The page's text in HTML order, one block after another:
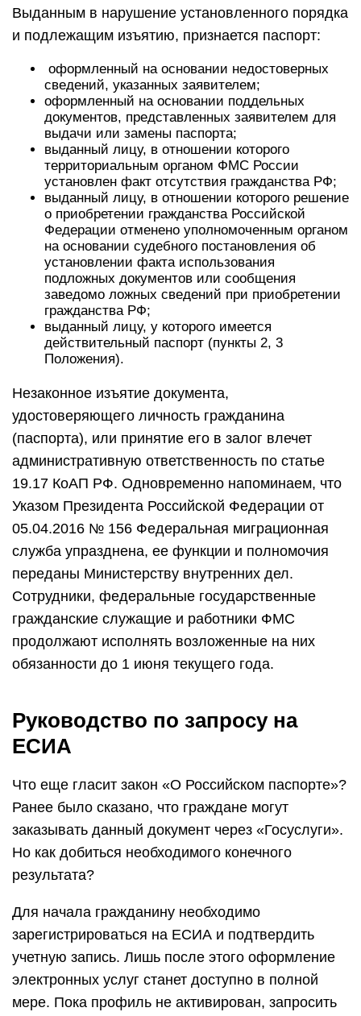
Выданным в нарушение установленного порядка
и подлежащим изъятию, признается паспорт:
оформленный на основании недостоверных
сведений, указанных заявителем;
оформленный на основании поддельных
документов, представленных заявителем для
выдачи или замены паспорта;
выданный лицу, в отношении которого
территориальным органом ФМС России
установлен факт отсутствия гражданства РФ;
выданный лицу, в отношении которого решение
о приобретении гражданства Российской
Федерации отменено уполномоченным органом
на основании судебного постановления об
установлении факта использования
подложных документов или сообщения
заведомо ложных сведений при приобретении
гражданства РФ;
выданный лицу, у которого имеется
действительный паспорт (пункты 2, 3
Положения).
Незаконное изъятие документа,
удостоверяющего личность гражданина
(паспорта), или принятие его в залог влечет
административную ответственность по статье
19.17 КоАП РФ. Одновременно напоминаем, что
Указом Президента Российской Федерации от
05.04.2016 № 156 Федеральная миграционная
служба упразднена, ее функции и полномочия
переданы Министерству внутренних дел.
Сотрудники, федеральные государственные
гражданские служащие и работники ФМС
продолжают исполнять возложенные на них
обязанности до 1 июня текущего года.
Руководство по запросу на
ЕСИА
Что еще гласит закон «О Российском паспорте»?
Ранее было сказано, что граждане могут
заказывать данный документ через «Госуслуги».
Но как добиться необходимого конечного
результата?
Для начала гражданину необходимо
зарегистрироваться на ЕСИА и подтвердить
учетную запись. Лишь после этого оформление
электронных услуг станет доступно в полной
мере. Пока профиль не активирован, запросить